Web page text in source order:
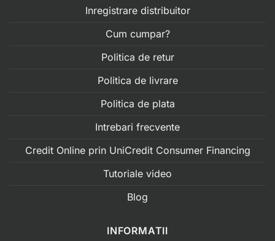
Inregistrare distribuitor
Cum cumpar?
Politica de retur
Politica de livrare
Politica de plata
Intrebari frecvente
Credit Online prin UniCredit Consumer Financing
Tutoriale video
Blog
INFORMATII